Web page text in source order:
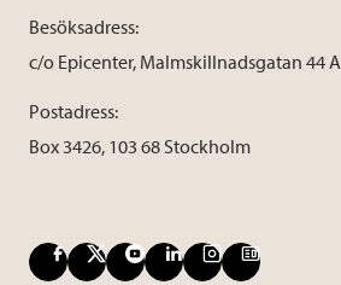
Besöksadress:
c/o Epicenter, Malmskillnadsgatan 44 A
Postadress:
Box 3426, 103 68 Stockholm
F
X
Y
L
I
B